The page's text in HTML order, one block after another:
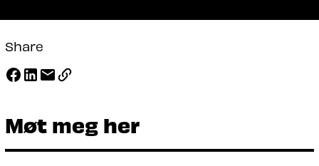
Share
Møt meg her